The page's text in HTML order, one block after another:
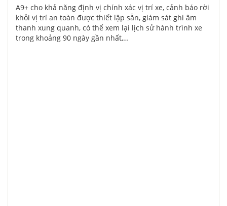
A9+ cho khả năng định vị chính xác vị trí xe, cảnh báo rời
khỏi vị trí an toàn được thiết lập sẵn, giám sát ghi âm
thanh xung quanh, có thể xem lại lịch sử hành trình xe
trong khoảng 90 ngày gần nhất,…